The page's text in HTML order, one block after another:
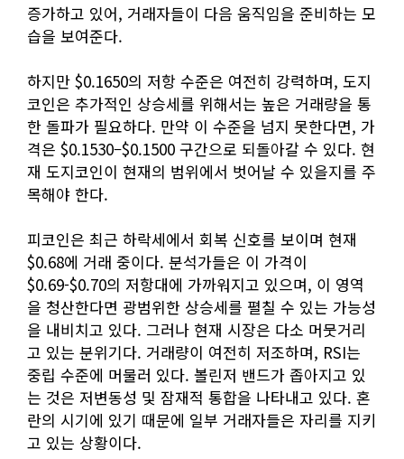
증가하고 있어, 거래자들이 다음 움직임을 준비하는 모
습을 보여준다.
하지만 $0.1650의 저항 수준은 여전히 강력하며, 도지
코인은 추가적인 상승세를 위해서는 높은 거래량을 통
한 돌파가 필요하다. 만약 이 수준을 넘지 못한다면, 가
격은 $0.1530–$0.1500 구간으로 되돌아갈 수 있다. 현
재 도지코인이 현재의 범위에서 벗어날 수 있을지를 주
목해야 한다.
피코인은 최근 하락세에서 회복 신호를 보이며 현재
$0.68에 거래 중이다. 분석가들은 이 가격이
$0.69-$0.70의 저항대에 가까워지고 있으며, 이 영역
을 청산한다면 광범위한 상승세를 펼칠 수 있는 가능성
을 내비치고 있다. 그러나 현재 시장은 다소 머뭇거리
고 있는 분위기다. 거래량이 여전히 저조하며, RSI는
중립 수준에 머물러 있다. 볼린저 밴드가 좁아지고 있
는 것은 저변동성 및 잠재적 통합을 나타내고 있다. 혼
란의 시기에 있기 때문에 일부 거래자들은 자리를 지키
고 있는 상황이다.